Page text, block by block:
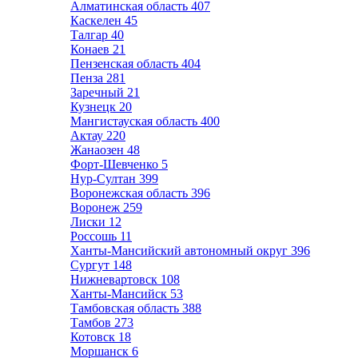
Алматинская область 407
Каскелен 45
Талгар 40
Конаев 21
Пензенская область 404
Пенза 281
Заречный 21
Кузнецк 20
Мангистауская область 400
Актау 220
Жанаозен 48
Форт-Шевченко 5
Нур-Султан 399
Воронежская область 396
Воронеж 259
Лиски 12
Россошь 11
Ханты-Мансийский автономный округ 396
Сургут 148
Нижневартовск 108
Ханты-Мансийск 53
Тамбовская область 388
Тамбов 273
Котовск 18
Моршанск 6